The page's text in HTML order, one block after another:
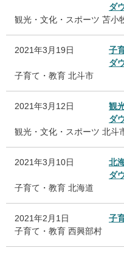
ダ
観光・文化・スポーツ 苫小
2021年3月19日
子
ダ
子育て・教育 北斗市
2021年3月12日
観
ダ
観光・文化・スポーツ 北斗
2021年3月10日
北
ダ
子育て・教育 北海道
2021年2月1日
子
子育て・教育 西興部村